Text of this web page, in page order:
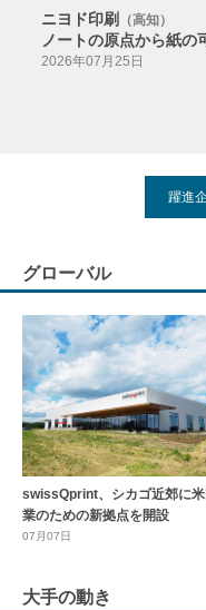
ニヨド印刷 （高知）
ノートの原点から紙の
2026年07月25日
躍進
グローバル
swissQprint、シカゴ近郊に
業のための新拠点を開設
07月07日
大手の動き